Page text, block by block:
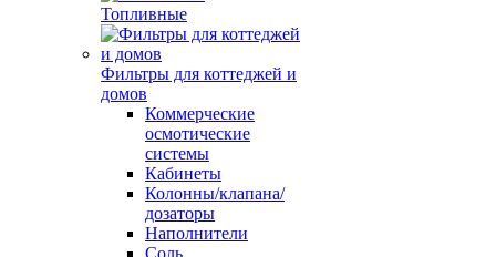
Топливные
Фильтры для коттеджей и
домов
Коммерческие
осмотические
системы
Кабинеты
Колонны/клапана/
дозаторы
Наполнители
Соль